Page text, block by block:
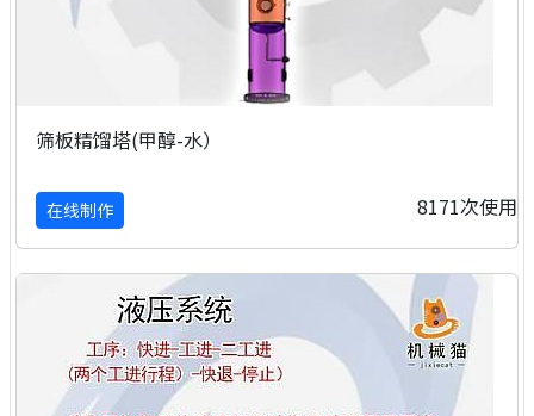
筛板精馏塔(甲醇-水）
在线制作 8171次使用